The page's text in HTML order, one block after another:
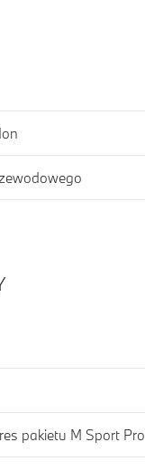
pakietu M Sport Pro